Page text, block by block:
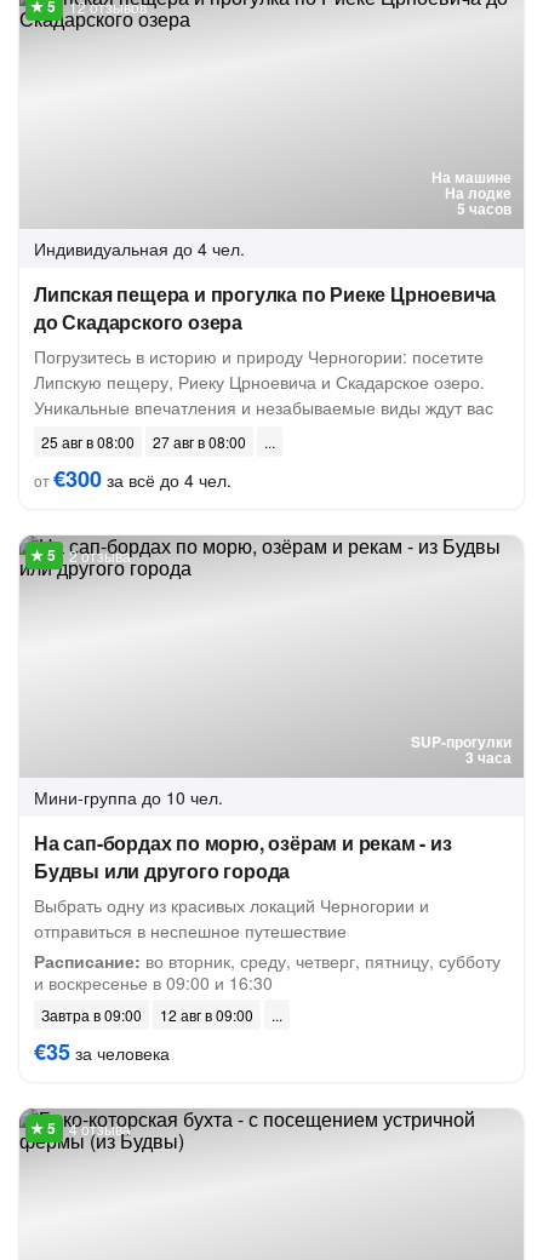
На машине
На лодке
5 часов
12 отзывов
Индивидуальная до 4 чел.
Липская пещера и прогулка по Риеке Црноевича
до Скадарского озера
Погрузитесь в историю и природу Черногории: посетите
Липскую пещеру, Риеку Црноевича и Скадарское озеро.
Уникальные впечатления и незабываемые виды ждут вас
25 авг в 08:00
27 авг в 08:00
от€300 за всё до 4 чел.
SUP-прогулки
3 часа
2 отзыва
Мини-группа до 10 чел.
На сап-бордах по морю, озёрам и рекам - из
Будвы или другого города
Выбрать одну из красивых локаций Черногории и
отправиться в неспешное путешествие
Расписание: во вторник, среду, четверг, пятницу, субботу
и воскресенье в 09:00 и 16:30
Завтра в 09:00 12 авг в 09:00
€35 за человека
4 отзыва